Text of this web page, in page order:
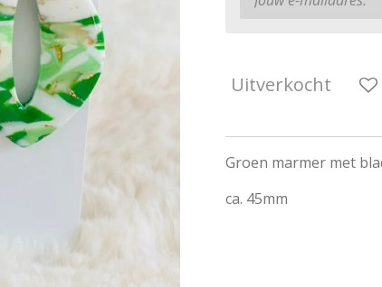
Uitverkocht
Groen marmer met
ca. 45mm